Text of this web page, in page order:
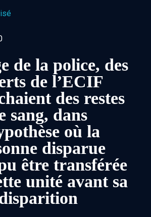
de la police, des
de l’ECIF
des restes
sang, dans
où la
disparue
être transférée
unité avant sa